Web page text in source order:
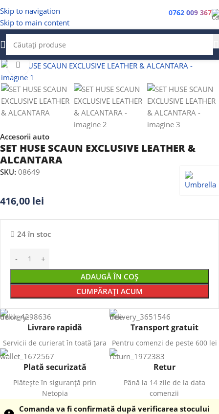
Skip to navigation
Skip to main content
0762 009 367
Faceți clic pentru a mări
Accesorii auto
SET HUSE SCAUN EXCLUSIVE LEATHER &
ALCANTARA
SKU: 08649
416,00 lei
24 în stoc
ADAUGĂ ÎN COȘ
CUMPĂRAȚI ACUM
Livrare rapidă
Servicii de curierat în toată țara
Transport gratuit
Pentru comenzi de peste 600 lei
Plată securizată
Plătește în siguranță prin
Netopia
Retur
Până la 14 zile de la data
comenzii
Comanda va fi confirmată după verificarea stocului